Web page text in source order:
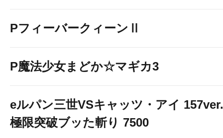
PフィーバークィーンⅡ
P魔法少女まどか☆マギカ3
eルパン三世VSキャッツ・アイ 157ver.
極限突破ブッた斬り 7500